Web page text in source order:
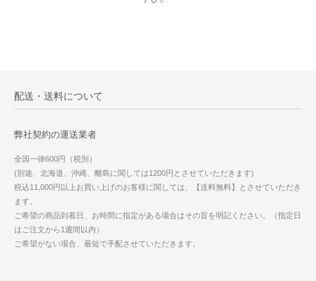
配送・送料について
弊社契約の運送業者
全国一律600円（税別）
(別途、北海道、沖縄、離島に関しては1200円とさせていただきます)
税込11,000円以上お買い上げのお客様に関しては、【送料無料】とさせていただき
ます。
ご希望の商品到着日、お時間に指定がある場合はその旨を明記ください。（指定日
はご注文から1週間以内）
ご希望がない場合、最短で手配させていただきます。